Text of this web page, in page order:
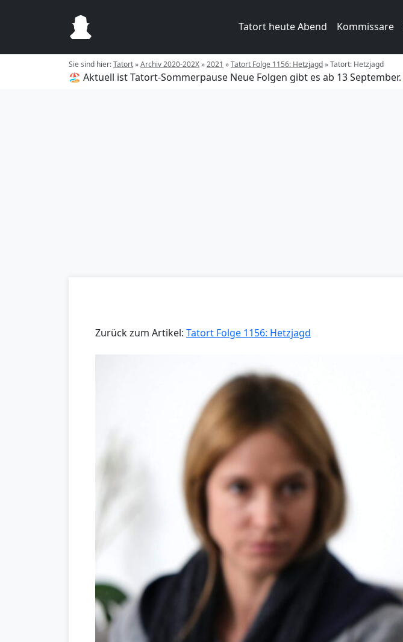
Tatort heute Abend Kommissare
Sie sind hier:Tatort»Archiv 2020-202X»2021 »Tatort Folge 1156: Hetzjagd»Tatort: Hetzjagd
🏖️ Aktuell ist Tatort-Sommerpause Neue Folgen gibt es ab 13 September.
Zurück zum Artikel: Tatort Folge 1156: Hetzjagd